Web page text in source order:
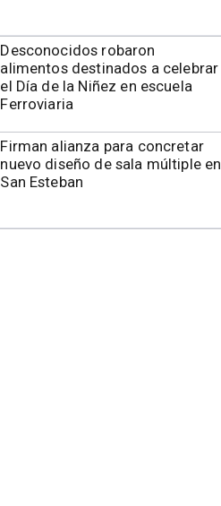
Desconocidos robaron
alimentos destinados a celebrar
el Día de la Niñez en escuela
Ferroviaria
​​Firman alianza para concretar
nuevo diseño de sala múltiple en
San Esteban